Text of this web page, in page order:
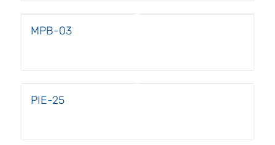
MPB-03
PIE-25